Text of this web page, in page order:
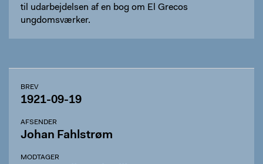
til udarbejdelsen af en bog om El Grecos
ungdomsværker.
BREV
1921-09-19
AFSENDER
Johan Fahlstrøm
MODTAGER